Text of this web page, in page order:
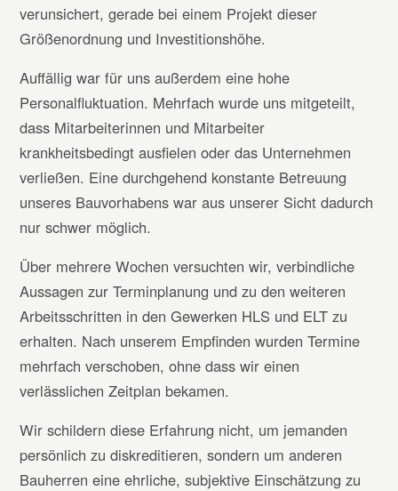
verunsichert, gerade bei einem Projekt dieser
Größenordnung und Investitionshöhe.
Auffällig war für uns außerdem eine hohe
Personalfluktuation. Mehrfach wurde uns mitgeteilt,
dass Mitarbeiterinnen und Mitarbeiter
krankheitsbedingt ausfielen oder das Unternehmen
verließen. Eine durchgehend konstante Betreuung
unseres Bauvorhabens war aus unserer Sicht dadurch
nur schwer möglich.
Über mehrere Wochen versuchten wir, verbindliche
Aussagen zur Terminplanung und zu den weiteren
Arbeitsschritten in den Gewerken HLS und ELT zu
erhalten. Nach unserem Empfinden wurden Termine
mehrfach verschoben, ohne dass wir einen
verlässlichen Zeitplan bekamen.
Wir schildern diese Erfahrung nicht, um jemanden
persönlich zu diskreditieren, sondern um anderen
Bauherren eine ehrliche, subjektive Einschätzung zu